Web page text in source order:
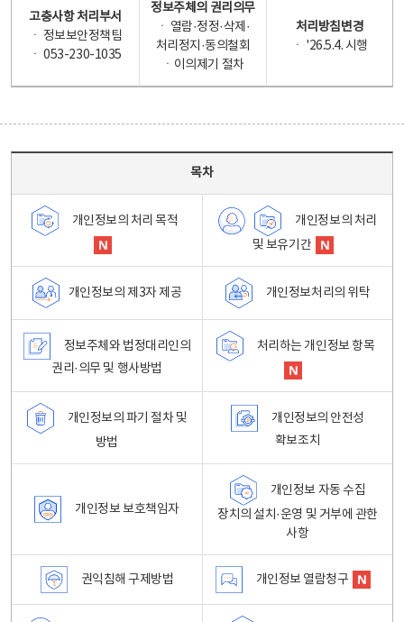
고충사항 처리부서
ㆍ 정보보안정책팀
ㆍ 053-230-1035
정보주체의 권리의무
ㆍ 열람·정정·삭제·
처리정지·동의철회
ㆍ이의제기 절차
처리방침변경
ㆍ '26.5.4. 시행
목차
개인정보의 처리 목적
개인정보의 처리
및 보유기간
개인정보의 제3자 제공 개인정보처리의 위탁
정보주체와 법정대리인의
권리·의무 및 행사방법
처리하는 개인정보 항목
개인정보의 파기 절차 및
방법
개인정보의 안전성
확보조치
개인정보 보호책임자
개인정보 자동 수집
장치의 설치·운영 및 거부에 관한
사항
권익침해 구제방법 개인정보 열람청구